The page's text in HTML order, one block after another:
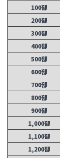
100部
200部
300部
400部
500部
600部
700部
800部
900部
1,000部
1,100部
1,200部